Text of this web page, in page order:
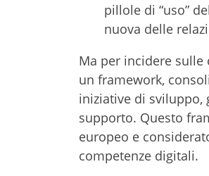
pillole di “uso”
nuova delle
Ma per incidere sulle
un framework,
iniziative di sviluppo,
supporto. Questo
europeo e
competenze digitali.